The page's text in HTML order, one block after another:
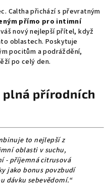
Caltha přichází s převratným
přímo pro intimní
nový nejlepší přítel, když
oblastech. Poskytuje
pocitům a podráždění,
po celý den.
přírodních
to nejlepší z
oblasti v suchu,
- příjemná citrusová
jako bonus povzbudí
dávku sebevědomí.“